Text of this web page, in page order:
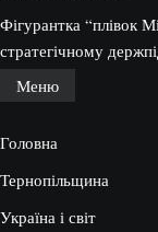
Фігурантка “плівок
стратегічному
Меню
Головна
Тернопільщина
Україна і світ